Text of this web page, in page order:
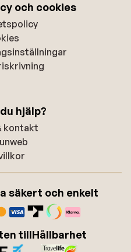
och cookies
hjälp?
kontakt
säkert och enkelt
tillHållbarhet